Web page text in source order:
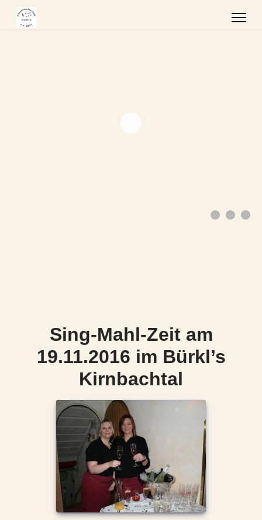
Sing-Mahl-Zeit am
19.11.2016 im Bürkl’s
Kirnbachtal